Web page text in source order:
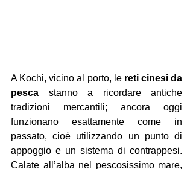
A Kochi, vicino al porto, le reti cinesi da
pesca stanno a ricordare antiche
tradizioni mercantili; ancora oggi
funzionano esattamente come in
passato, cioè utilizzando un punto di
appoggio e un sistema di contrappesi.
Calate all’alba nel pescosissimo mare,